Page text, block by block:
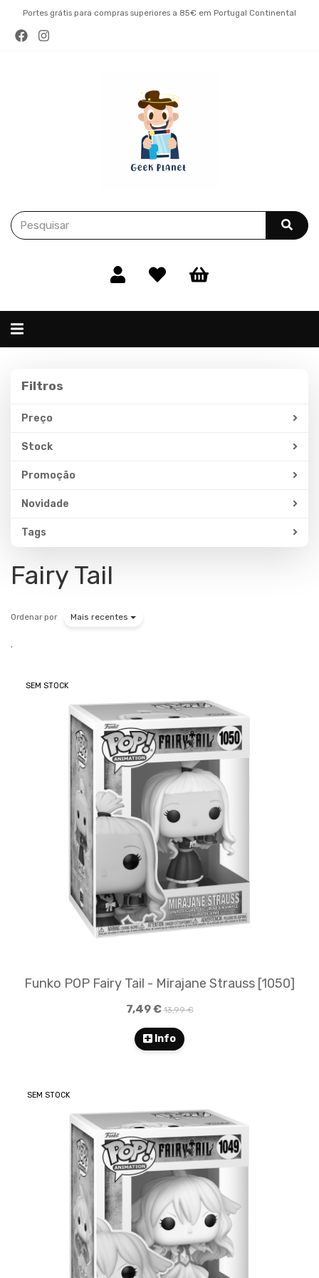
Portes grátis para compras superiores a 85€ em Portugal Continental
Alternar
Filtros
Preço
Stock
Promoção
Novidade
Tags
Fairy Tail
Ordenar por Mais recentes
.
SEM STOCK
Funko POP Fairy Tail - Mirajane Strauss [1050]
7,49 €13,99 €
Info
SEM STOCK